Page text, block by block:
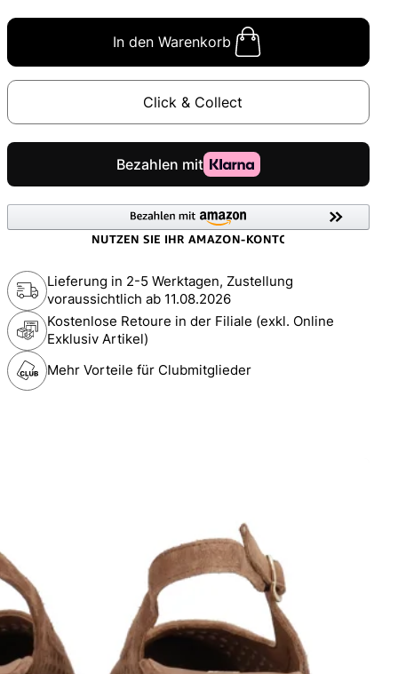
In den Warenkorb
Click & Collect
Lieferung in 2-5 Werktagen, Zustellung
voraussichtlich ab 11.08.2026
Kostenlose Retoure in der Filiale (exkl. Online
Exklusiv Artikel)
Mehr Vorteile für Clubmitglieder